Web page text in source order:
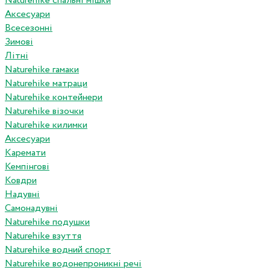
Аксесуари
Всесезонні
Зимові
Літні
Naturehike гамаки
Naturehike матраци
Naturehike контейнери
Naturehike візочки
Naturehike килимки
Аксесуари
Каремати
Кемпінгові
Ковдри
Надувні
Самонадувні
Naturehike подушки
Naturehike взуття
Naturehike водний спорт
Naturehike водонепроникні речі